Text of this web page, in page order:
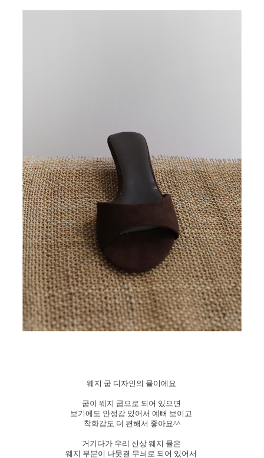
웨지 굽 디자인의 뮬이에요
굽이 웨지 굽으로 되어 있으면
보기에도 안정감 있어서 예뻐 보이고
착화감도 더 편해서 좋아요^^
거기다가 우리 신상 웨지 뮬은
웨지 부분이 나뭇결 무늬로 되어 있어서